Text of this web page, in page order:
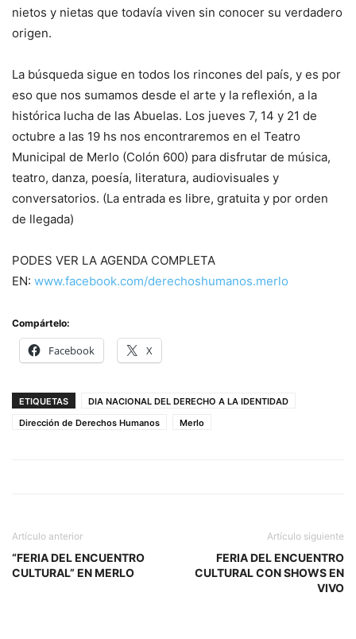
nietos y nietas que todavía viven sin conocer su verdadero
origen.
La búsqueda sigue en todos los rincones del país, y es por
eso que nos sumamos desde el arte y la reflexión, a la
histórica lucha de las Abuelas. Los jueves 7, 14 y 21 de
octubre a las 19 hs nos encontraremos en el Teatro
Municipal de Merlo (Colón 600) para disfrutar de música,
teatro, danza, poesía, literatura, audiovisuales y
conversatorios. (La entrada es libre, gratuita y por orden
de llegada)
PODES VER LA AGENDA COMPLETA
EN: www.facebook.com/derechoshumanos.merlo
Compártelo:
Facebook X
ETIQUETAS
DIA NACIONAL DEL DERECHO A LA IDENTIDAD
Dirección de Derechos Humanos
Merlo
Artículo anterior
“FERIA DEL ENCUENTRO
CULTURAL” EN MERLO
Artículo siguiente
FERIA DEL ENCUENTRO
CULTURAL CON SHOWS EN
VIVO